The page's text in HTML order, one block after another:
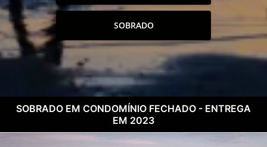
SOBRADO
SOBRADO EM CONDOMÍNIO FECHADO - ENTREGA
EM 2023